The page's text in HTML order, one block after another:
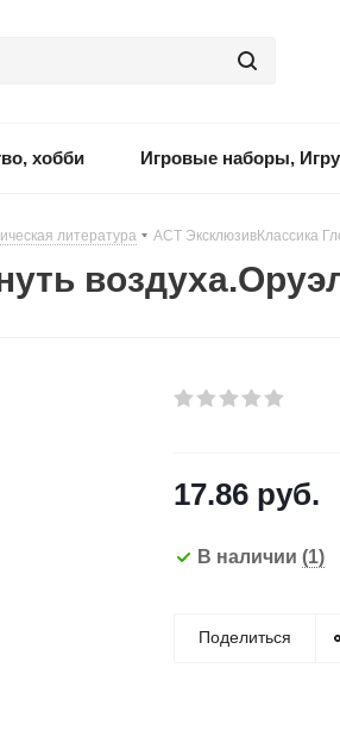
хобби Игровые наборы,
литература - АСТ ЭксклюзивКлассика
17.86 руб.
В наличии (1)
Поделиться